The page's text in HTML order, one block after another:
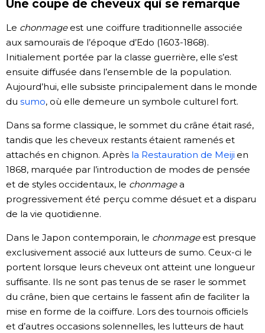
Chroniques
Images
Vidéos
Tokyo
Une coupe de cheveux qui se remarque
Le chonmageest une coiffure traditionnelle associée
aux samouraïs de l’époque d’Edo (1603-1868).
Initialement portée par la classe guerrière, elle s’est
ensuite diffusée dans l’ensemble de la population.
Aujourd’hui, elle subsiste principalement dans le monde
du sumo, où elle demeure un symbole culturel fort.
Dans sa forme classique, le sommet du crâne était rasé,
tandis que les cheveux restants étaient ramenés et
attachés en chignon. Après la Restauration de Meiji en
1868, marquée par l’introduction de modes de pensée
et de styles occidentaux, le chonmagea
progressivement été perçu comme désuet et a disparu
de la vie quotidienne.
Dans le Japon contemporain, le chonmageest presque
exclusivement associé aux lutteurs de sumo. Ceux-ci le
portent lorsque leurs cheveux ont atteint une longueur
suffisante. Ils ne sont pas tenus de se raser le sommet
du crâne, bien que certains le fassent afin de faciliter la
mise en forme de la coiffure. Lors des tournois officiels
et d’autres occasions solennelles, les lutteurs de haut